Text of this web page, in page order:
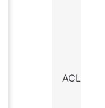
ACL